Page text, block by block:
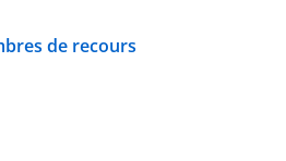
de recours